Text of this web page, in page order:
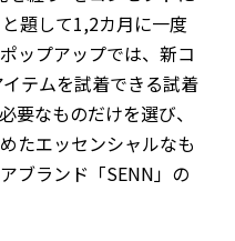
題して1,2カ月に一度
ップアップでは、新コ
テムを試着できる試着
要なものだけを選び、
たエッセンシャルなも
ブランド「SENN」の